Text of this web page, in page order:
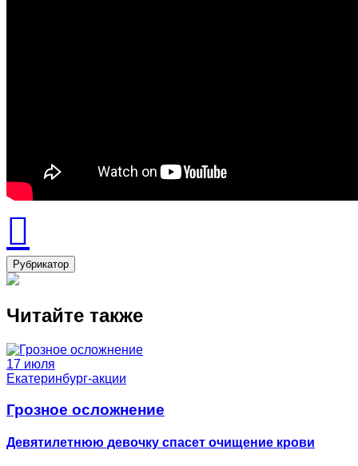
Рубрикатор
Читайте также
17 июля
Екатеринбург-акции
Грозное осложнение
Девятилетнюю девочку спасет очищение крови